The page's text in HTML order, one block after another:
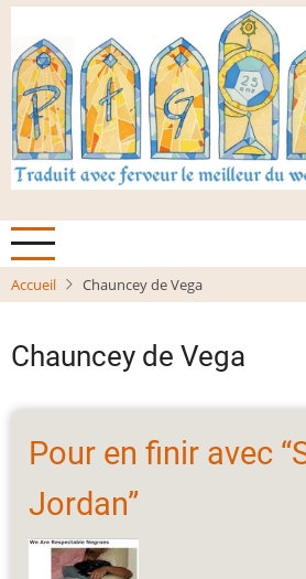
Aller
contenu
principal
Accueil Chauncey de Vega
Chauncey de Vega
Pour en finir avec
Jordan”